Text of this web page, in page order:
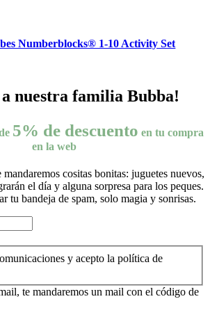
Numberblocks® 1-10 Activity Set
a nuestra familia Bubba!
5% de descuento en tu compra
en la web
cositas bonitas: juguetes nuevos,
el día y alguna sorpresa para los peques.
tu bandeja de spam, solo magia y sonrisas.
y acepto la política de
te mandaremos un mail con el código de